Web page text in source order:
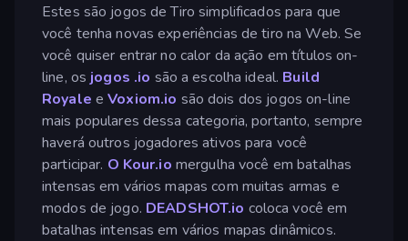
Estes são jogos de Tiro simplificados para que
você tenha novas experiências de tiro na Web. Se
você quiser entrar no calor da ação em títulos on-
line, os jogos .io são a escolha ideal. Build
Royale eVoxiom.io são dois dos jogos on-line
mais populares dessa categoria, portanto, sempre
haverá outros jogadores ativos para você
participar. O Kour.io mergulha você em batalhas
intensas em vários mapas com muitas armas e
modos de jogo. DEADSHOT.io coloca você em
batalhas intensas em vários mapas dinâmicos.